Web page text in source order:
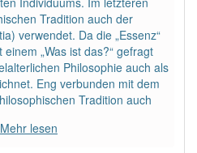
: 4
Tradition auch der
verwendet. Da die „Essenz“
„Was ist das?“ gefragt
Philosophie auch als
Eng verbunden mit dem
Tradition auch
Mehr lesen